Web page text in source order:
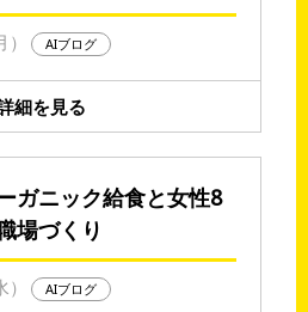
AIブログ
細を見る
ガニック給食と女性8
場づくり
AIブログ